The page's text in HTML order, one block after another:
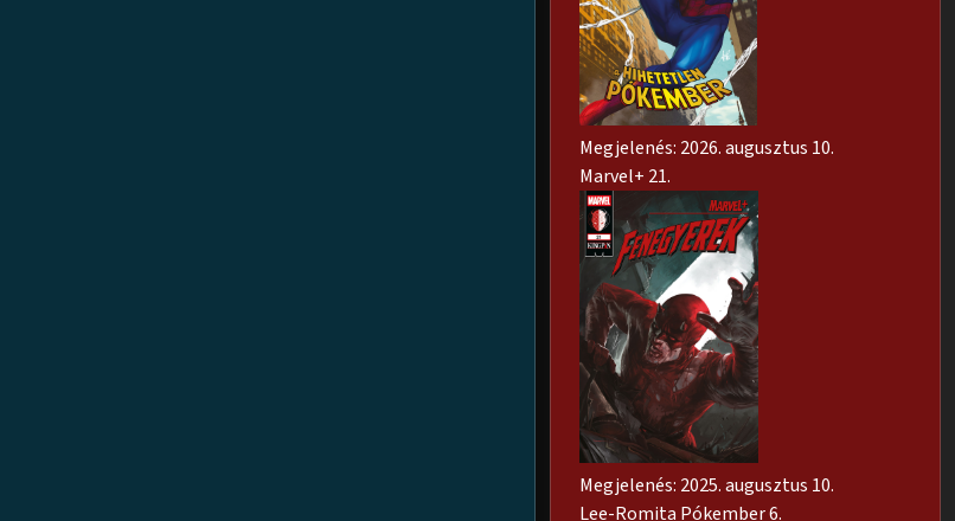
Megjelenés: 2026. augusztus 10.
Marvel+ 21.
Megjelenés: 2025. augusztus 10.
Lee-Romita Pókember 6.